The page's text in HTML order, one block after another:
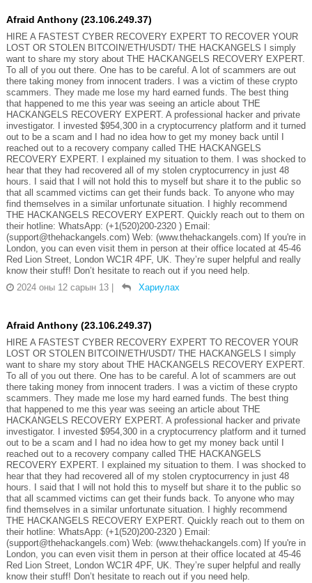
Afraid Anthony (23.106.249.37)
HIRE A FASTEST CYBER RECOVERY EXPERT TO RECOVER YOUR
LOST OR STOLEN BITCOIN/ETH/USDT/ THE HACKANGELS I simply
want to share my story about THE HACKANGELS RECOVERY EXPERT.
To all of you out there. One has to be careful. A lot of scammers are out
there taking money from innocent traders. I was a victim of these crypto
scammers. They made me lose my hard earned funds. The best thing
that happened to me this year was seeing an article about THE
HACKANGELS RECOVERY EXPERT. A professional hacker and private
investigator. I invested $954,300 in a cryptocurrency platform and it turned
out to be a scam and I had no idea how to get my money back until I
reached out to a recovery company called THE HACKANGELS
RECOVERY EXPERT. I explained my situation to them. I was shocked to
hear that they had recovered all of my stolen cryptocurrency in just 48
hours. I said that I will not hold this to myself but share it to the public so
that all scammed victims can get their funds back. To anyone who may
find themselves in a similar unfortunate situation. I highly recommend
THE HACKANGELS RECOVERY EXPERT. Quickly reach out to them on
their hotline: WhatsApp: (+1(520)200-2320 ) Email:
(support@thehackangels.com) Web: (www.thehackangels.com) If you're in
London, you can even visit them in person at their office located at 45-46
Red Lion Street, London WC1R 4PF, UK. They’re super helpful and really
know their stuff! Don’t hesitate to reach out if you need help.
2024 оны 12 сарын 13
Хариулах
Afraid Anthony (23.106.249.37)
HIRE A FASTEST CYBER RECOVERY EXPERT TO RECOVER YOUR
LOST OR STOLEN BITCOIN/ETH/USDT/ THE HACKANGELS I simply
want to share my story about THE HACKANGELS RECOVERY EXPERT.
To all of you out there. One has to be careful. A lot of scammers are out
there taking money from innocent traders. I was a victim of these crypto
scammers. They made me lose my hard earned funds. The best thing
that happened to me this year was seeing an article about THE
HACKANGELS RECOVERY EXPERT. A professional hacker and private
investigator. I invested $954,300 in a cryptocurrency platform and it turned
out to be a scam and I had no idea how to get my money back until I
reached out to a recovery company called THE HACKANGELS
RECOVERY EXPERT. I explained my situation to them. I was shocked to
hear that they had recovered all of my stolen cryptocurrency in just 48
hours. I said that I will not hold this to myself but share it to the public so
that all scammed victims can get their funds back. To anyone who may
find themselves in a similar unfortunate situation. I highly recommend
THE HACKANGELS RECOVERY EXPERT. Quickly reach out to them on
their hotline: WhatsApp: (+1(520)200-2320 ) Email:
(support@thehackangels.com) Web: (www.thehackangels.com) If you're in
London, you can even visit them in person at their office located at 45-46
Red Lion Street, London WC1R 4PF, UK. They’re super helpful and really
know their stuff! Don’t hesitate to reach out if you need help.